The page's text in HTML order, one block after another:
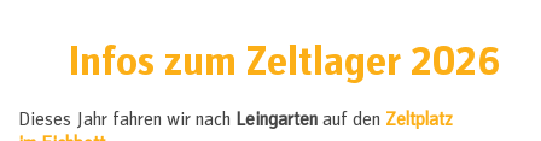
Infos zum Zeltlager 2026
Dieses Jahr fahren wir nach Leingarten auf den Zeltplatz